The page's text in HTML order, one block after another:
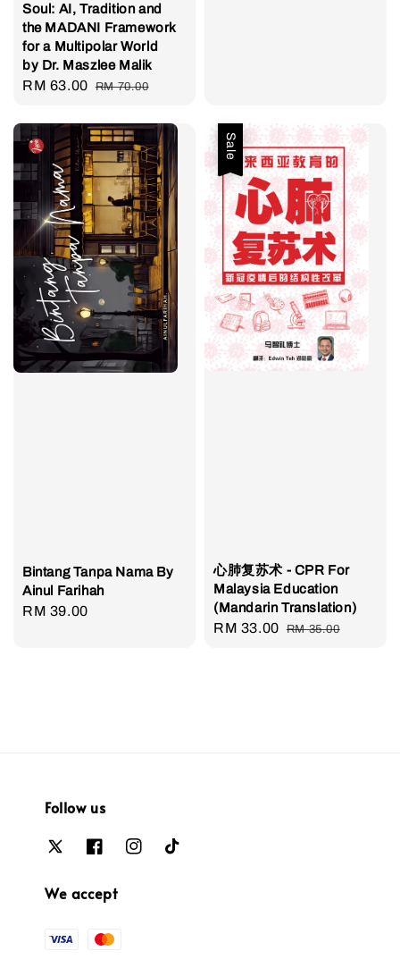
Soul: AI, Tradition and
the MADANI Framework
for a Multipolar World
by Dr. Maszlee Malik
Sale
RM 63.00 Regular
RM 70.00
Bintang Tanpa Nama By
Ainul Farihah
Regular
RM 39.00
Sale
心肺复苏术 - CPR For
Malaysia Education
(Mandarin Translation)
Sale
RM 33.00 Regular
RM 35.00
Follow us
We accept